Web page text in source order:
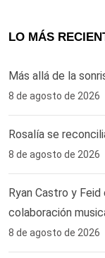
LO MÁS
Más allá de la
8 de agosto de 2026
Rosalía se
8 de agosto de 2026
Ryan Castro y
colaboración
8 de agosto de 2026